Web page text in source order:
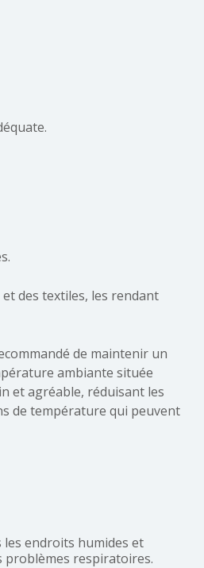
des textiles, les rendant
de maintenir un
ambiante située
et agréable, réduisant les
de température qui peuvent
endroits humides et
problèmes respiratoires.